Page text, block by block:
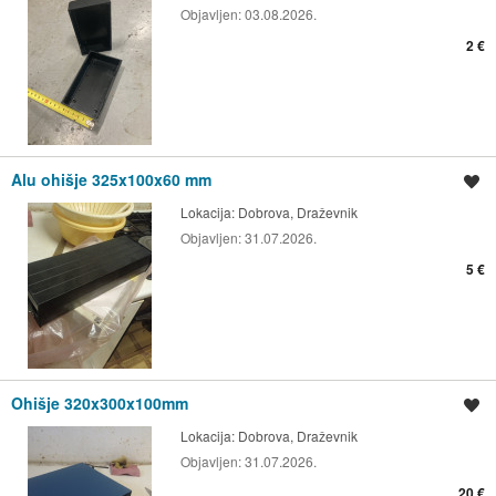
Objavljen:03.08.2026.
2 €
Alu ohišje 325x100x60 mm
Lokacija: Dobrova, Draževnik
Objavljen:31.07.2026.
5 €
Ohišje 320x300x100mm
Lokacija: Dobrova, Draževnik
Objavljen:31.07.2026.